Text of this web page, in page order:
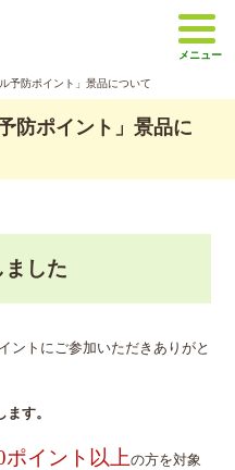
メニュー
予防ポイント」景品について
防ポイント」景品に
した
ントにご参加いただきありがと
す。
ポイント以上の方を対象